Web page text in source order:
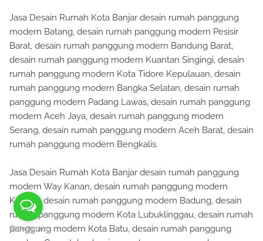
Jasa Desain Rumah Kota Banjar desain rumah panggung
modern Batang, desain rumah panggung modern Pesisir
Barat, desain rumah panggung modern Bandung Barat,
desain rumah panggung modern Kuantan Singingi, desain
rumah panggung modern Kota Tidore Kepulauan, desain
rumah panggung modern Bangka Selatan, desain rumah
panggung modern Padang Lawas, desain rumah panggung
modern Aceh Jaya, desain rumah panggung modern
Serang, desain rumah panggung modern Aceh Barat, desain
rumah panggung modern Bengkalis.
Jasa Desain Rumah Kota Banjar desain rumah panggung
modern Way Kanan, desain rumah panggung modern
Kapuas, desain rumah panggung modern Badung, desain
rumah panggung modern Kota Lubuklinggau, desain rumah
panggung modern Kota Batu, desain rumah panggung